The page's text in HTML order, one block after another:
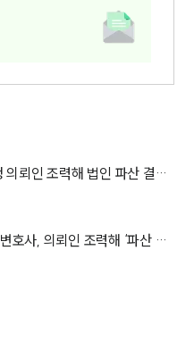
법인파산 조력 사례 | 법인파산신청 의뢰인 조력해 법인 파산 결정 받아낸 대륜
법인파산신청 | 대륜 법인파산전문변호사, 의뢰인 조력해 ‘파산 선고’ 이끌어